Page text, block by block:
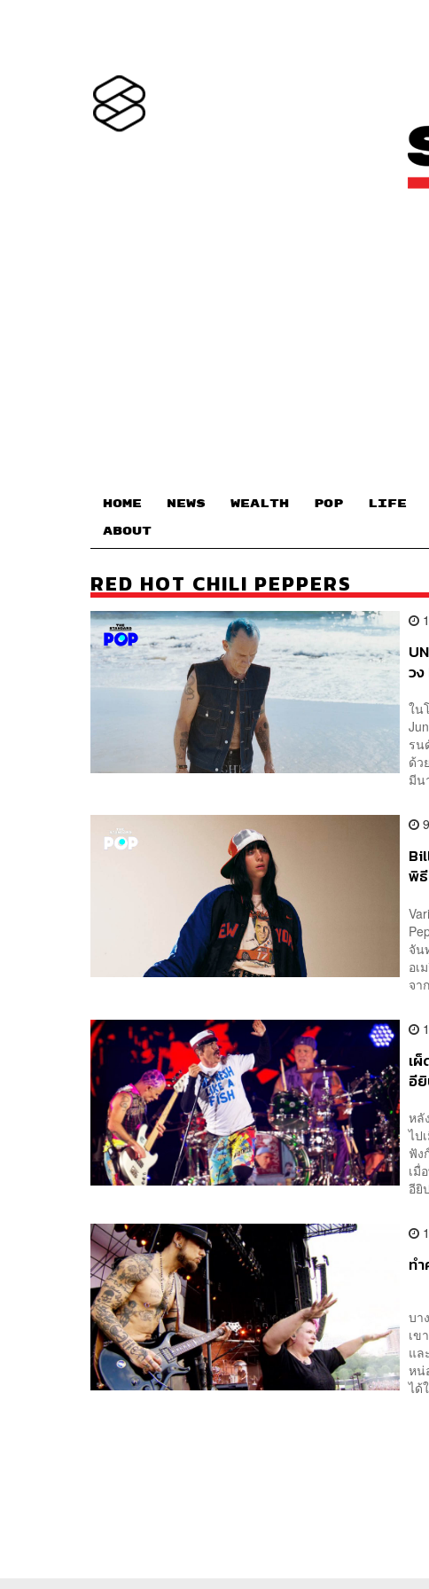
HOME NEWS WEALTH POP LIFE
ABOUT
RED HOT CHILI PEPPERS
ว
ใน
รน
ด้ว
มีน
พิ
จัน
อเ
จา
เ
อี
หลั
ไป
ฟัง
เมื่
อียิ
ท
บา
เข
แล
หน่
ได้